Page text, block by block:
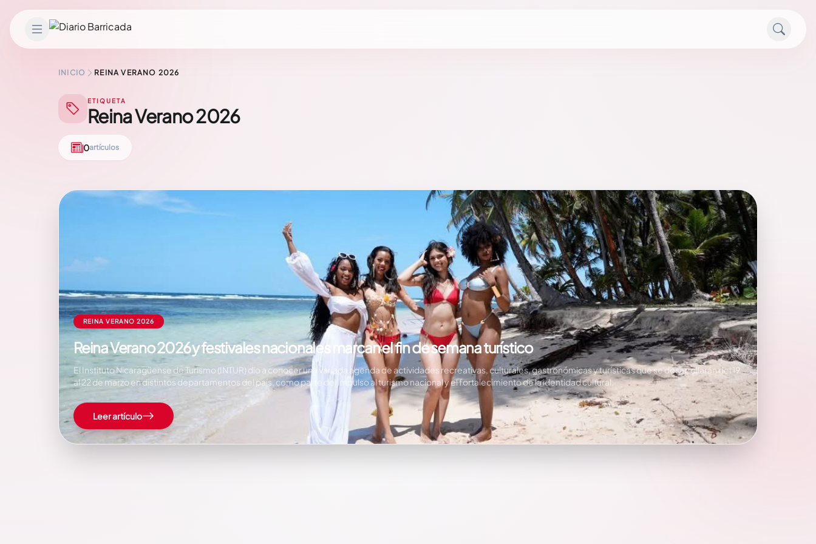
INICIO REINA VERANO 2026
ETIQUETA
Reina Verano 2026
0artículos
REINA VERANO 2026
Reina Verano 2026 y festivales nacionales marcan el fin de semana turístico
El Instituto Nicaragüense de Turismo (INTUR) dio a conocer una variada agenda de actividades recreativas, culturales, gastronómicas y turísticas que se desarrollarán del 19
al 22 de marzo en distintos departamentos del país, como parte del impulso al turismo nacional y el fortalecimiento de la identidad cultural.
Leer artículo